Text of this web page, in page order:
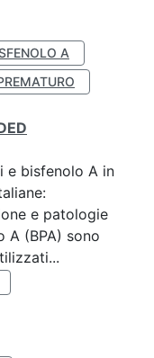
A
e bisfenolo A in
e patologie
A (BPA) sono